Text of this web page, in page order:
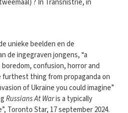
? In Transnistrië, in
unieke beelden en de
de ingegraven jongens, “a
confusion, horror and
furthest thing from propaganda on
of Ukraine you could imagine”
Russians At Waris a typically
Toronto Star, 17 september 2024.